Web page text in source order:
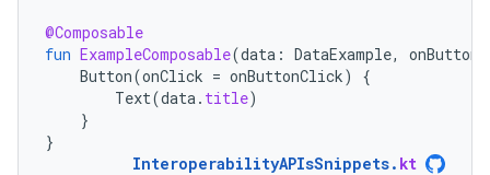
@Composable
fun ExampleComposable(data : DataExample,
Button(onClick = onButtonClick)
{
Text(data. title)
}
}
InteroperabilityAPIsSnippets. kt